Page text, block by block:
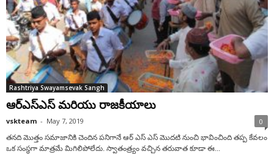
Rashtriya Swayamsevak Sangh
ఆర్ఎస్ఎస్ మరియు రాజకీయాలు
vskteam - May 7, 2019 0
తనది మొత్తం సమాజానికి చెందిన పనిగానే ఆర్ ఎస్ ఎస్ మొదటి నుంచి భావించింది తప్ప కేవలం
ఒక సంస్థగా మాత్రమే మిగిలిపోలేదు. స్వాతంత్ర్యం వచ్చిన తరువాత కూడా ఈ...